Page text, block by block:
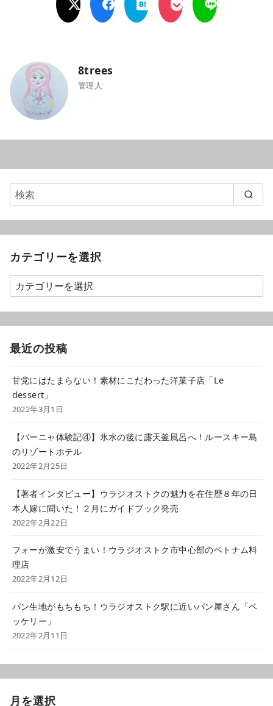
8trees
管理人
カテゴリーを選択
最近の投稿
甘党にはたまらない！素材にこだわった洋菓子店「Le
dessert」
2022年3月1日
【バーニャ体験記④】氷水の後に露天釜風呂へ！ルースキー島
のリゾートホテル
2022年2月25日
【著者インタビュー】ウラジオストクの魅力を在住歴８年の日
本人嫁に聞いた！２月にガイドブック発売
2022年2月22日
フォーが激安でうまい！ウラジオストク市中心部のベトナム料
理店
2022年2月12日
パン生地がもちもち！ウラジオストク駅に近いパン屋さん「ベ
ッケリー」
2022年2月11日
月を選択